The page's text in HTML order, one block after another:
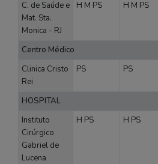
C. de Saúde e
Mat. Sta.
Monica - RJ
H M PS H M PS
Centro Médico
Clinica Cristo
Rei
PS PS
HOSPITAL
Instituto
Cirúrgico
Gabriel de
Lucena
H PS H PS